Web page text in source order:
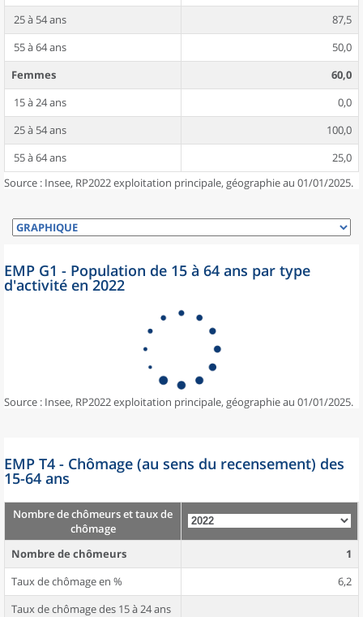
25 à 54 ans
87,5
55 à 64 ans
50,0
Femmes
60,0
15 à 24 ans
0,0
25 à 54 ans
100,0
55 à 64 ans
25,0
Source : Insee, RP2022 exploitation principale, géographie au 01/01/2025.
EMP G1 - Population de 15 à 64 ans par type
d'activité en 2022
Source : Insee, RP2022 exploitation principale, géographie au 01/01/2025.
EMP T4 - Chômage (au sens du recensement) des
15-64 ans
Nombre de chômeurs et taux de
chômage
Nombre de chômeurs
1
Taux de chômage en %
6,2
Taux de chômage des 15 à 24 ans